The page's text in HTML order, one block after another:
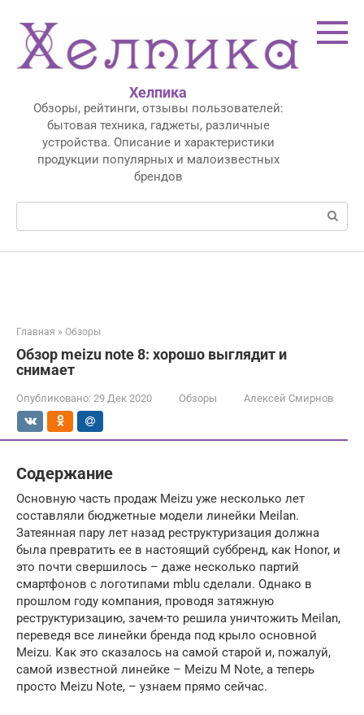
контенту
Хелпика
Обзоры, рейтинги, отзывы пользователей:
бытовая техника, гаджеты, различные
устройства. Описание и характеристики
продукции популярных и малоизвестных
брендов
Поиск:
Главная » Обзоры
Обзор meizu note 8: хорошо выглядит и
снимает
Опубликовано: 29 Дек 2020 Обзоры Алексей Смирнов
Содержание
Основную часть продаж Meizu уже несколько лет
составляли бюджетные модели линейки Meilan.
Затеянная пару лет назад реструктуризация должна
была превратить ее в настоящий суббренд, как Honor, и
это почти свершилось – даже несколько партий
смартфонов с логотипами mblu сделали. Однако в
прошлом году компания, проводя затяжную
реструктуризацию, зачем-то решила уничтожить Meilan,
переведя все линейки бренда под крыло основной
Meizu. Как это сказалось на самой старой и, пожалуй,
самой известной линейке – Meizu M Note, а теперь
просто Meizu Note, – узнаем прямо сейчас.